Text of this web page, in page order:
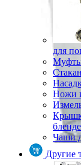
для
Муфты
Ножи
Чаши
Другие